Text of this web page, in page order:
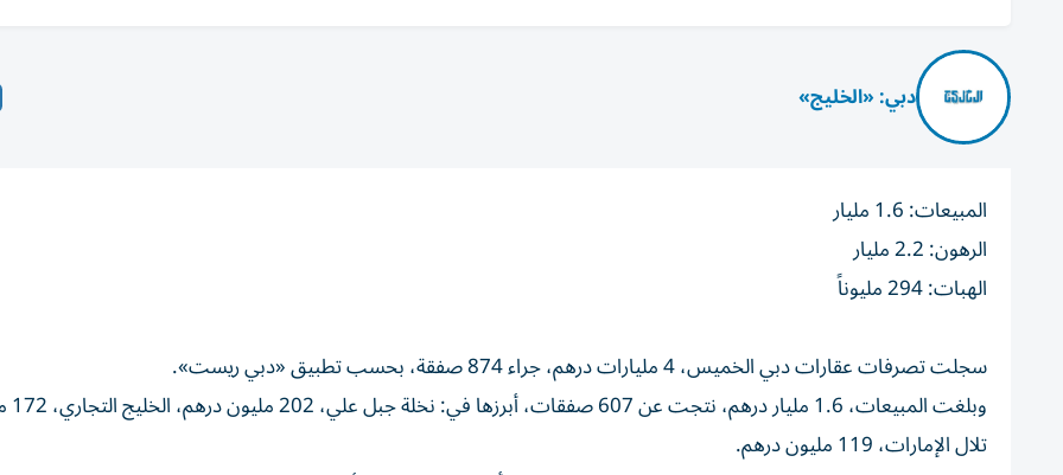
دبي: «الخليج»
المبيعات: 1.6 مليار
الرهون: 2.2 مليار
الهبات: 294 مليوناً
سجلت تصرفات عقارات دبي الخميس، 4 مليارات درهم، جراء 874 صفقة، بحسب تطبيق «دبي ريست».
وبلغت
تلال الإمارات، 119 مليون درهم.